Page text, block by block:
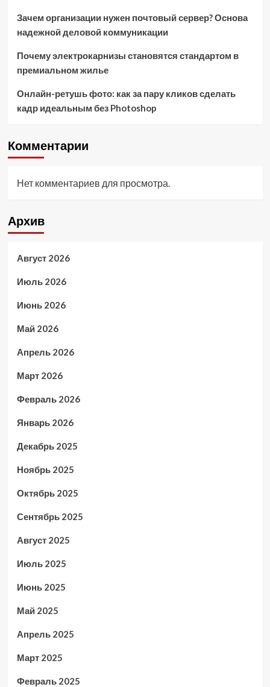
Зачем организации нужен почтовый сервер? Основа
надежной деловой коммуникации
Почему электрокарнизы становятся стандартом в
премиальном жилье
Онлайн-ретушь фото: как за пару кликов сделать
кадр идеальным без Photoshop
Комментарии
Нет комментариев для просмотра.
Архив
Август 2026
Июль 2026
Июнь 2026
Май 2026
Апрель 2026
Март 2026
Февраль 2026
Январь 2026
Декабрь 2025
Ноябрь 2025
Октябрь 2025
Сентябрь 2025
Август 2025
Июль 2025
Июнь 2025
Май 2025
Апрель 2025
Март 2025
Февраль 2025